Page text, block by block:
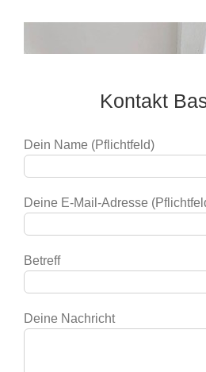
Kontakt
Dein Name (Pflichtfeld)
Deine E-Mail-Adresse
Betreff
Deine Nachricht